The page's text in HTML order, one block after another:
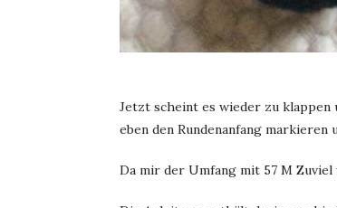
Jetzt scheint es wieder zu klappen
eben den Rundenanfang
Da mir der Umfang mit 57 M